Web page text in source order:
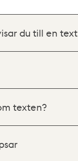
du till en text
texten?